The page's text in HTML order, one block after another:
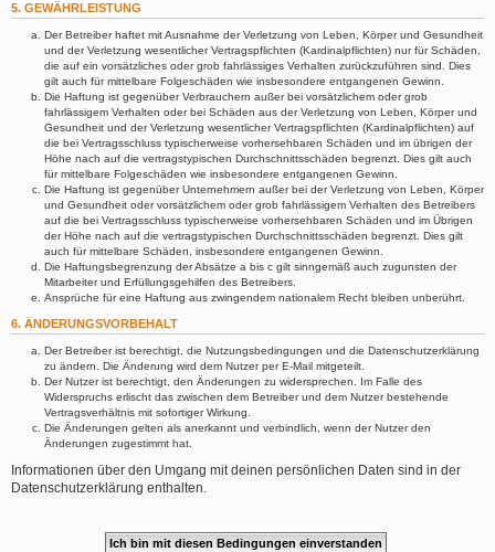
5. GEWÄHRLEISTUNG
Der Betreiber haftet mit Ausnahme der Verletzung von Leben, Körper und Gesundheit
und der Verletzung wesentlicher Vertragspflichten (Kardinalpflichten) nur für Schäden,
die auf ein vorsätzliches oder grob fahrlässiges Verhalten zurückzuführen sind. Dies
gilt auch für mittelbare Folgeschäden wie insbesondere entgangenen Gewinn.
Die Haftung ist gegenüber Verbrauchern außer bei vorsätzlichem oder grob
fahrlässigem Verhalten oder bei Schäden aus der Verletzung von Leben, Körper und
Gesundheit und der Verletzung wesentlicher Vertragspflichten (Kardinalpflichten) auf
die bei Vertragsschluss typischerweise vorhersehbaren Schäden und im übrigen der
Höhe nach auf die vertragstypischen Durchschnittsschäden begrenzt. Dies gilt auch
für mittelbare Folgeschäden wie insbesondere entgangenen Gewinn.
Die Haftung ist gegenüber Unternehmern außer bei der Verletzung von Leben, Körper
und Gesundheit oder vorsätzlichem oder grob fahrlässigem Verhalten des Betreibers
auf die bei Vertragsschluss typischerweise vorhersehbaren Schäden und im Übrigen
der Höhe nach auf die vertragstypischen Durchschnittsschäden begrenzt. Dies gilt
auch für mittelbare Schäden, insbesondere entgangenen Gewinn.
Die Haftungsbegrenzung der Absätze a bis c gilt sinngemäß auch zugunsten der
Mitarbeiter und Erfüllungsgehilfen des Betreibers.
Ansprüche für eine Haftung aus zwingendem nationalem Recht bleiben unberührt.
6. ÄNDERUNGSVORBEHALT
Der Betreiber ist berechtigt, die Nutzungsbedingungen und die Datenschutzerklärung
zu ändern. Die Änderung wird dem Nutzer per E-Mail mitgeteilt.
Der Nutzer ist berechtigt, den Änderungen zu widersprechen. Im Falle des
Widerspruchs erlischt das zwischen dem Betreiber und dem Nutzer bestehende
Vertragsverhältnis mit sofortiger Wirkung.
Die Änderungen gelten als anerkannt und verbindlich, wenn der Nutzer den
Änderungen zugestimmt hat.
Informationen über den Umgang mit deinen persönlichen Daten sind in der
Datenschutzerklärung enthalten.